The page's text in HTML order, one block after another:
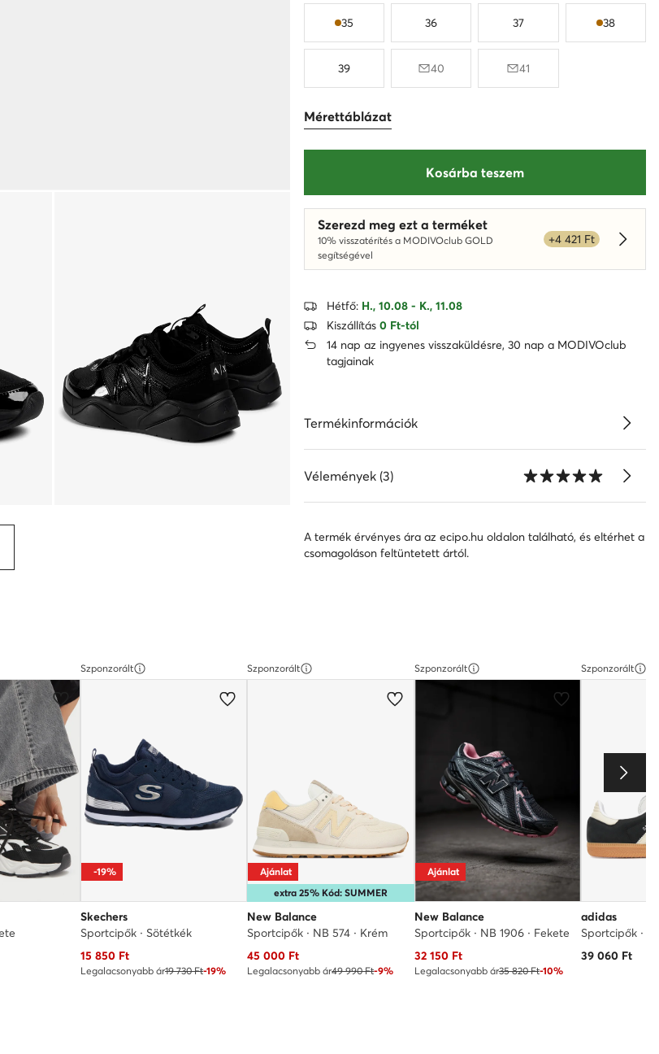
35 36 37 38
39 40 41
Mérettáblázat
Kosárba teszem
Szerezd meg ezt a terméket
10% visszatérítés a MODIVOclub GOLD
segítségével
+4 421 Ft
Hétfő: H., 10.08 - K., 11.08
Kiszállítás 0 Ft-tól
14 nap az ingyenes visszaküldésre, 30 nap a MODIVOclub
tagjainak
Termékinformációk
Vélemények (3)
A termék érvényes ára az ecipo.hu oldalon található, és eltérhet a
csomagoláson feltüntetett ártól.
Szponzorált
-19%
Skechers
Sportcipők · Sötétkék
Aktuális ár
15 850Ft
Legalacsonyabb ár19 730 Ft-19%
Szponzorált
extra 25% Kód: SUMMER
Ajánlat
New Balance
Sportcipők · NB 574 · Krém
Aktuális ár
45 000 Ft
Legalacsonyabb ár49 990 Ft-9%
Szponzorált
Ajánlat
New Balance
Sportcipők · NB 1906 · Fekete
Aktuális ár
32 150Ft
Legalacsonyabb ár35 820 Ft-10%
Szponzorált
adidas
Sportcipők ·
39 060Ft